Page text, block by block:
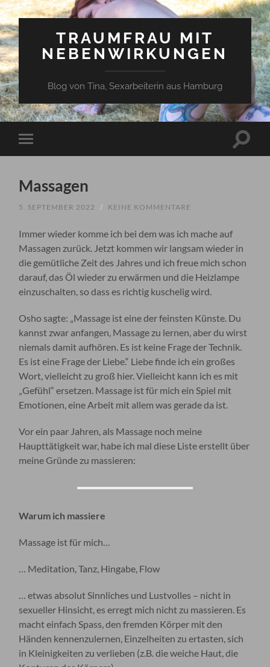
TRAUMFRAU MIT
NEBENWIRKUNGEN
Blog von Tina, Sexarbeiterin aus Hamburg
Mobile-
Menü
Massagen
5. SEPTEMBER 2022 / KEINE KOMMENTARE
Immer wieder komme ich bei dem was ich mache auf
Massagen zurück. Jetzt kommen wir langsam wieder in
die gemütliche Zeit des Jahres und ich freue mich schon
darauf, das Öl wieder zu erwärmen und die Heizlampe
einzuschalten, so dass es richtig kuschelig wird.
Osho sagte: „Massage ist eine der feinsten Künste. Du
kannst zwar anfangen, Massage zu lernen, aber du wirst
niemals damit aufhören. Es ist keine Frage der Technik.
Es ist eine Frage der Liebe.“ Liebe finde ich ein großes
Wort, vielleicht zu groß hier. Vielleicht kann ich es mit
„Gefühl“ ersetzen. Massage ist für mich ein Spiel mit
Emotionen, eine Arbeit mit allem was gerade da ist.
Vor ein paar Jahren, als Massage noch meine
Haupttätigkeit war, habe ich mal diese Liste erstellt über
meine Gründe zu massieren:
Warum ich massiere
Massage ist für mich…
… Meditation, Tanz, Hingabe, Flow
… etwas absolut Sinnliches und Lustvolles – nicht in
sexueller Hinsicht, es erregt mich nicht zu massieren. Es
macht einfach Spass, den fremden Körper mit den
Händen kennenzulernen, Einzelheiten zu ertasten, sich
in Kleinigkeiten zu verlieben (z.B. die weiche Haut, die